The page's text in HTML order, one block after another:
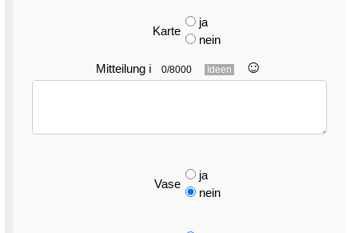
Karte
ja
nein
Mitteilung ℹ 0/8000 Ideen ☺︎
Vase
ja
nein